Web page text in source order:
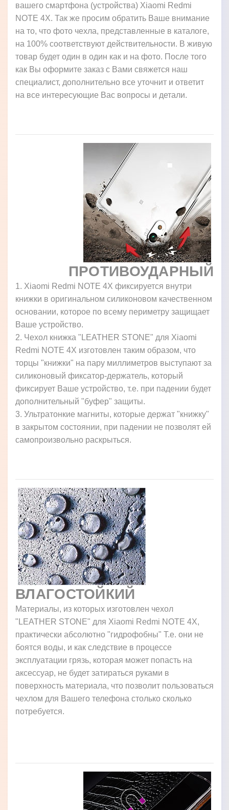
вашего смартфона (устройства) Xiaomi Redmi
NOTE 4X. Так же просим обратить Ваше внимание
на то, что фото чехла, представленные в каталоге,
на 100% соответствуют действительности. В живую
товар будет один в один как и на фото. После того
как Вы оформите заказ с Вами свяжется наш
специалист, дополнительно все уточнит и ответит
на все интересующие Вас вопросы и детали.
ПРОТИВОУДАРНЫЙ
1. Xiaomi Redmi NOTE 4X фиксируется внутри
книжки в оригинальном силиконовом качественном
основании, которое по всему периметру защищает
Ваше устройство.
2. Чехол книжка "LEATHER STONE" для Xiaomi
Redmi NOTE 4X изготовлен таким образом, что
торцы "книжки" на пару миллиметров выступают за
силиконовый фиксатор-держатель, который
фиксирует Ваше устройство, т.е. при падении будет
дополнительный "буфер" защиты.
3. Ультратонкие магниты, которые держат "книжку"
в закрытом состоянии, при падении не позволят ей
самопроизвольно раскрыться.
ВЛАГОСТОЙКИЙ
Материалы, из которых изготовлен чехол
"LEATHER STONE" для Xiaomi Redmi NOTE 4X,
практически абсолютно "гидрофобны" Т.е. они не
боятся воды, и как следствие в процессе
эксплуатации грязь, которая может попасть на
аксессуар, не будет затираться руками в
поверхность материала, что позволит пользоваться
чехлом для Вашего телефона столько сколько
потребуется.